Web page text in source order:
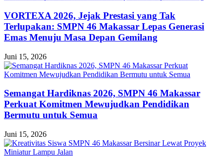
VORTEXA 2026, Jejak Prestasi yang Tak
Terlupakan: SMPN 46 Makassar Lepas Generasi
Emas Menuju Masa Depan Gemilang
Juni 15, 2026
Semangat Hardiknas 2026, SMPN 46 Makassar
Perkuat Komitmen Mewujudkan Pendidikan
Bermutu untuk Semua
Juni 15, 2026